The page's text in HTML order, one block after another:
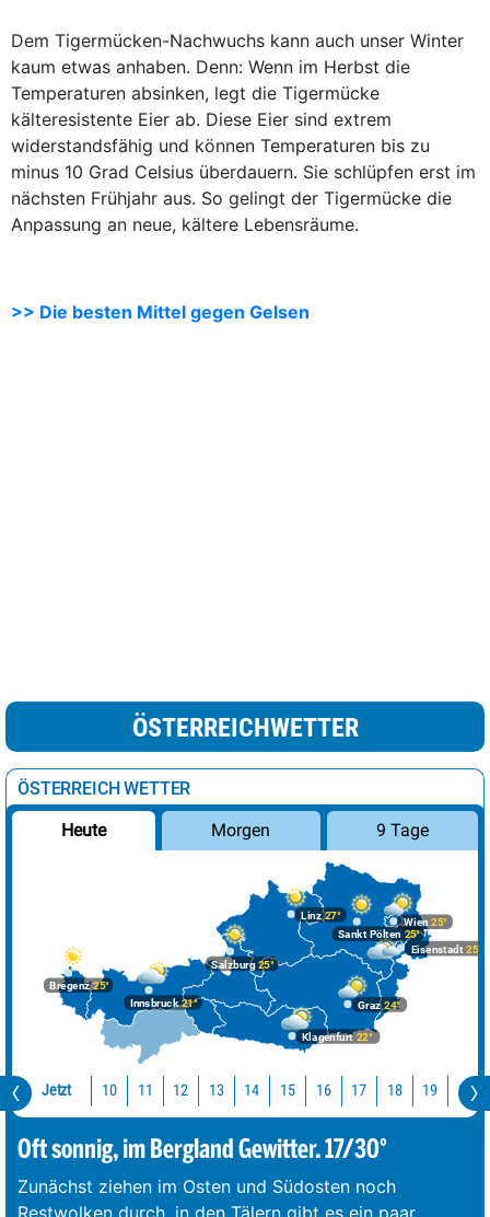
Dem Tigermücken-Nachwuchs kann auch unser Winter
kaum etwas anhaben. Denn: Wenn im Herbst die
Temperaturen absinken, legt die Tigermücke
kälteresistente Eier ab. Diese Eier sind extrem
widerstandsfähig und können Temperaturen bis zu
minus 10 Grad Celsius überdauern. Sie schlüpfen erst im
nächsten Frühjahr aus. So gelingt der Tigermücke die
Anpassung an neue, kältere Lebensräume.
>> Die besten Mittel gegen Gelsen
ÖSTERREICHWETTER
ÖSTERREICH WETTER
Heute Morgen 9 Tage
Bregenz25°
Graz24°
Innsbruck21°
Klagenfurt 22°
Linz27°
Salzburg25°
Wien 25°
Eisenstadt 25°
Sankt Pölten 25°
Jetzt 10 11 12 13 14 15 16 17 18 19 20
Oft sonnig, im Bergland Gewitter. 17/30°
Zunächst ziehen im Osten und Südosten noch
Restwolken durch, in den Tälern gibt es ein paar